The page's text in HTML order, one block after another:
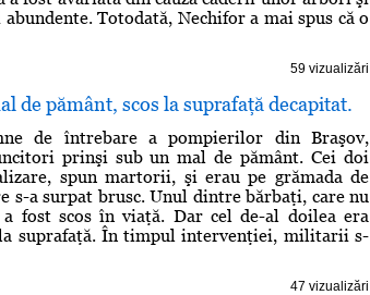
Totodată, Nechifor a mai spus că o
59 vizualizări
de pământ, scos la suprafaţă decapitat.
de întrebare a pompierilor din Braşov,
prinşi sub un mal de pământ. Cei doi
spun martorii, şi erau pe grămada de
s-a surpat brusc. Unul dintre bărbaţi, care nu
fost scos în viaţă. Dar cel de-al doilea era
suprafaţă. În timpul intervenţiei, militarii s-
47 vizualizări